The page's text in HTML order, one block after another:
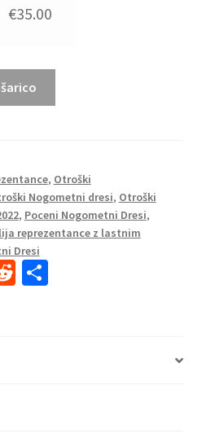
€35.00
, Otroški
Nogometni dresi, Otroški
, Poceni Nogometni Dresi,
reprezentance z lastnim
Dresi
R S